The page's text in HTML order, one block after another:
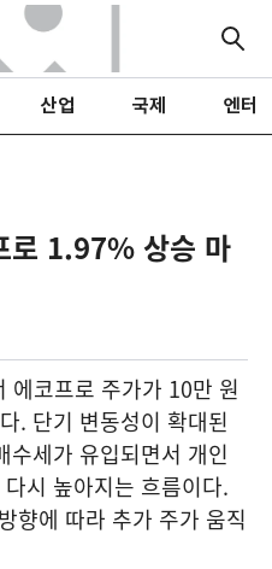
산업 국제 엔터
로 1.97% 상승 마
에코프로 주가가 10만 원
. 단기 변동성이 확대된
수세가 유입되면서 개인
시 높아지는 흐름이다.
향에 따라 추가 주가 움직